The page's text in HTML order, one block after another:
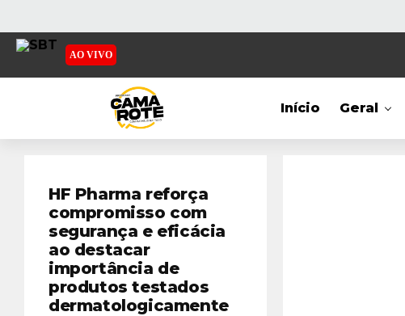
AO VIVO
Início Geral
HF Pharma reforça
compromisso com
segurança e eficácia
ao destacar
importância de
produtos testados
dermatologicamente